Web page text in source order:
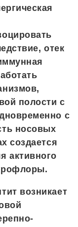
отек
полости с
с
носовых
создается
активного
возникает